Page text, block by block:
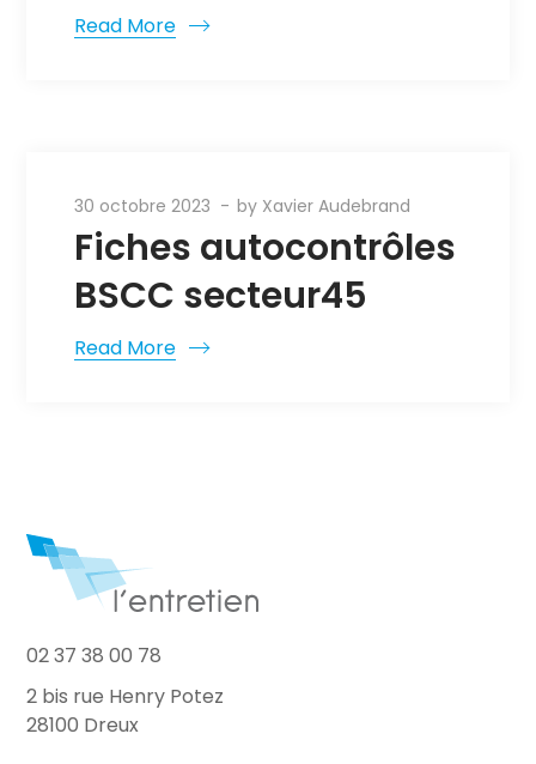
Read More
30 octobre 2023 by Xavier Audebrand
Fiches autocontrôles
BSCC secteur45
Read More
02 37 38 00 78
2 bis rue Henry Potez
28100 Dreux